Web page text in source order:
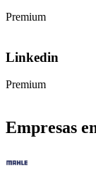
Premium
Linkedin
Premium
Empresas